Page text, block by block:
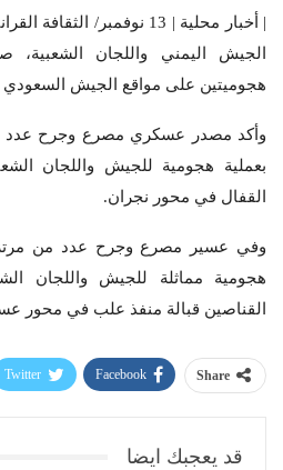
| أخبار محلية | 13 نوفمبر/
الجيش اليمني واللجان الشعبية،
هجوميتين على مواقع الجيش
وأكد مصدر عسكري مصرع وجرح عدد
بعملية هجومية للجيش واللجان
القفال في محور نجران.
وفي عسير مصرع وجرح عدد من
هجومية مماثلة للجيش واللجان
القناصين قبالة منفذ علب في محور
Share
Facebook
Twitter
قد يعجبك ايضا